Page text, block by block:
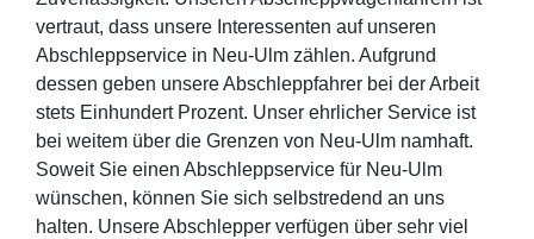
vertraut, dass unsere Interessenten auf unseren
Abschleppservice in Neu-Ulm zählen. Aufgrund
dessen geben unsere Abschleppfahrer bei der Arbeit
stets Einhundert Prozent. Unser ehrlicher Service ist
bei weitem über die Grenzen von Neu-Ulm namhaft.
Soweit Sie einen Abschleppservice für Neu-Ulm
wünschen, können Sie sich selbstredend an uns
halten. Unsere Abschlepper verfügen über sehr viel